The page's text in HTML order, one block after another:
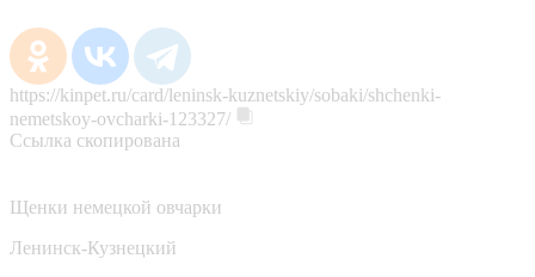
https://kinpet.ru/card/leninsk-kuznetskiy/sobaki/shchenki-
nemetskoy-ovcharki-123327/
Ссылка скопирована
Щенки немецкой овчарки
Ленинск-Кузнецкий